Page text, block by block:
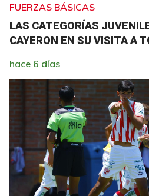
FUERZAS BÁSICAS
LAS CATEGORÍAS
CAYERON EN SU VISITA A
hace 6 días